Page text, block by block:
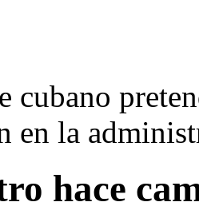
cubano
en la
hace